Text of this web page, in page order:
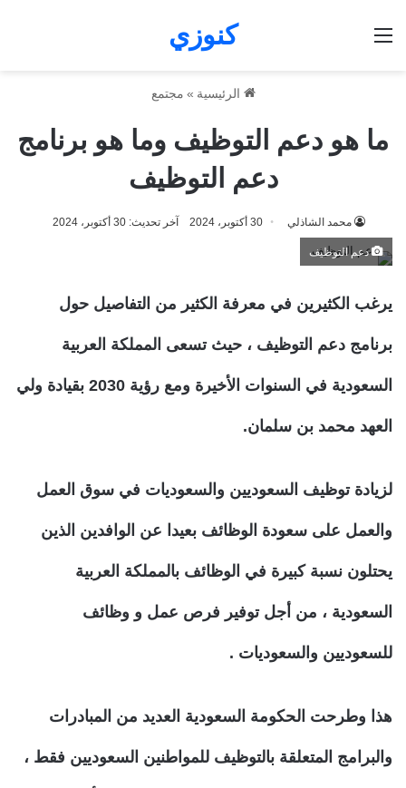
كنوزي
الرئيسية » مجتمع
ما هو دعم التوظيف وما هو برنامج
دعم التوظيف
محمد الشاذلي 30 أكتوبر، 2024 آخر تحديث: 30 أكتوبر، 2024
دعم التوظيف
يرغب الكثيرين في معرفة الكثير من التفاصيل حول
برنامج دعم التوظيف ، حيث تسعى المملكة العربية
السعودية في السنوات الأخيرة ومع رؤية 2030 بقيادة ولي
العهد محمد بن سلمان.
لزيادة توظيف السعوديين والسعوديات في سوق العمل
والعمل على سعودة الوظائف بعيدا عن الوافدين الذين
يحتلون نسبة كبيرة في الوظائف بالمملكة العربية
السعودية ، من أجل توفير فرص عمل و وظائف
للسعوديين والسعوديات .
هذا وطرحت الحكومة السعودية العديد من المبادرات
والبرامج المتعلقة بالتوظيف للمواطنين السعوديين فقط ،